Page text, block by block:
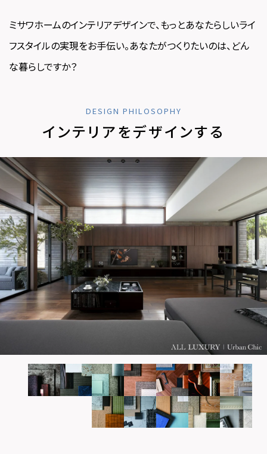
海外事業
ミサワアイデンティティ
ミサワホームのインテリアデザインで、もっとあなたらしいライ
フスタイルの実現をお手伝い。あなたがつくりたいのは、どん
な暮らしですか？
DESIGN PHILOSOPHY
インテリアをデザインする